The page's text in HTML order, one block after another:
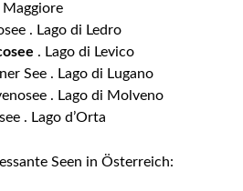
Maggiore
. Lago di Ledro
. Lago di Levico
See. Lago di Lugano
. Lago di Molveno
. Lago d’Orta
Seen in Österreich: